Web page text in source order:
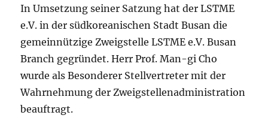
In Umsetzung seiner Satzung hat der LSTME
e.V. in der südkoreanischen Stadt Busan die
gemeinnützige Zweigstelle LSTME e.V. Busan
Branch gegründet. Herr Prof. Man-gi Cho
wurde als Besonderer Stellvertreter mit der
Wahrnehmung der Zweigstellenadministration
beauftragt.